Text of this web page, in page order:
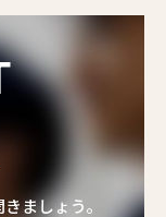
ましょう。